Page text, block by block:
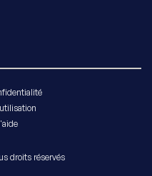
droits réservés